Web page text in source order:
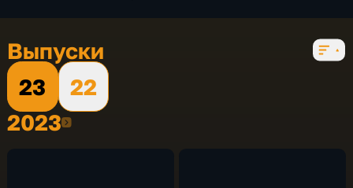
Выпуски
23
22
20232023